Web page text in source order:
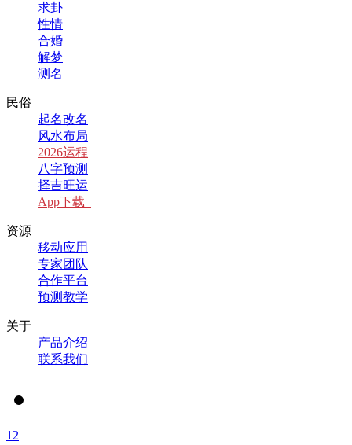
求卦
性情
合婚
解梦
测名
民俗
起名改名
风水布局
2026运程
八字预测
择吉旺运
App下载
资源
移动应用
专家团队
合作平台
预测教学
关于
产品介绍
联系我们
1 2